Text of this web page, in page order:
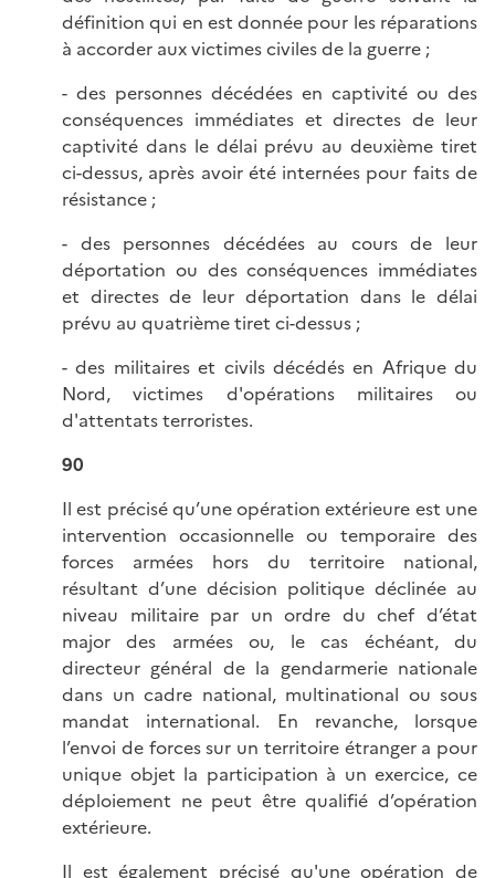
définition qui en est donnée pour les réparations
à accorder aux victimes civiles de la guerre ;
- des personnes décédées en captivité ou des
conséquences immédiates et directes de leur
captivité dans le délai prévu au deuxième tiret
ci-dessus, après avoir été internées pour faits de
résistance ;
- des personnes décédées au cours de leur
déportation ou des conséquences immédiates
et directes de leur déportation dans le délai
prévu au quatrième tiret ci-dessus ;
- des militaires et civils décédés en Afrique du
Nord, victimes d'opérations militaires ou
d'attentats terroristes.
90
Il est précisé qu’une opération extérieure est une
intervention occasionnelle ou temporaire des
forces armées hors du territoire national,
résultant d’une décision politique déclinée au
niveau militaire par un ordre du chef d’état
major des armées ou, le cas échéant, du
directeur général de la gendarmerie nationale
dans un cadre national, multinational ou sous
mandat international. En revanche, lorsque
l’envoi de forces sur un territoire étranger a pour
unique objet la participation à un exercice, ce
déploiement ne peut être qualifié d’opération
extérieure.
Il est également précisé qu'une opération de